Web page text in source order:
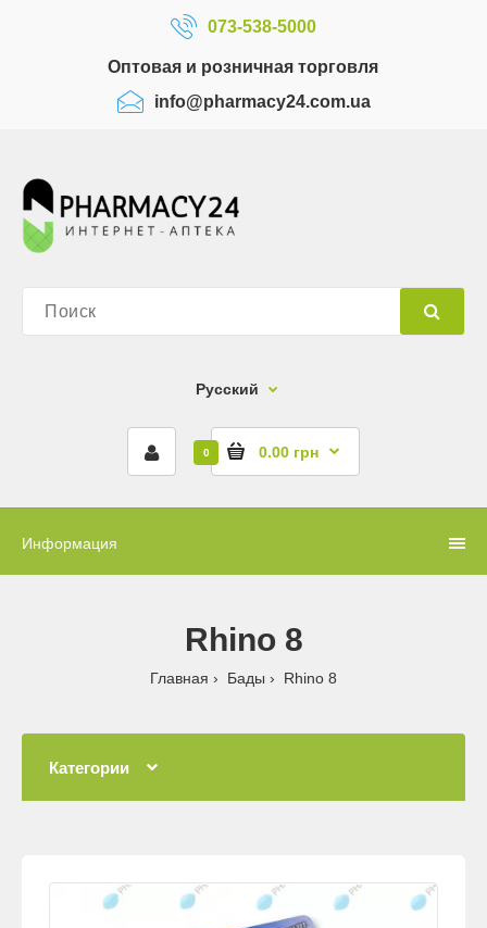
073-538-5000
Оптовая и розничная торговля
info@pharmacy24.com.ua
Русский
0 0.00 грн
Информация
Rhino 8
Главная Бады Rhino 8
Категории